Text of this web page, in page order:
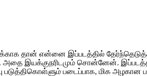
தான் என்னை இப்படத்தில் தேர்ந்தெடுத்தார்
இயக்குநரிடமும் சொன்னேன். இப்படத்தில்
படைப்பாக, மிக அழகான